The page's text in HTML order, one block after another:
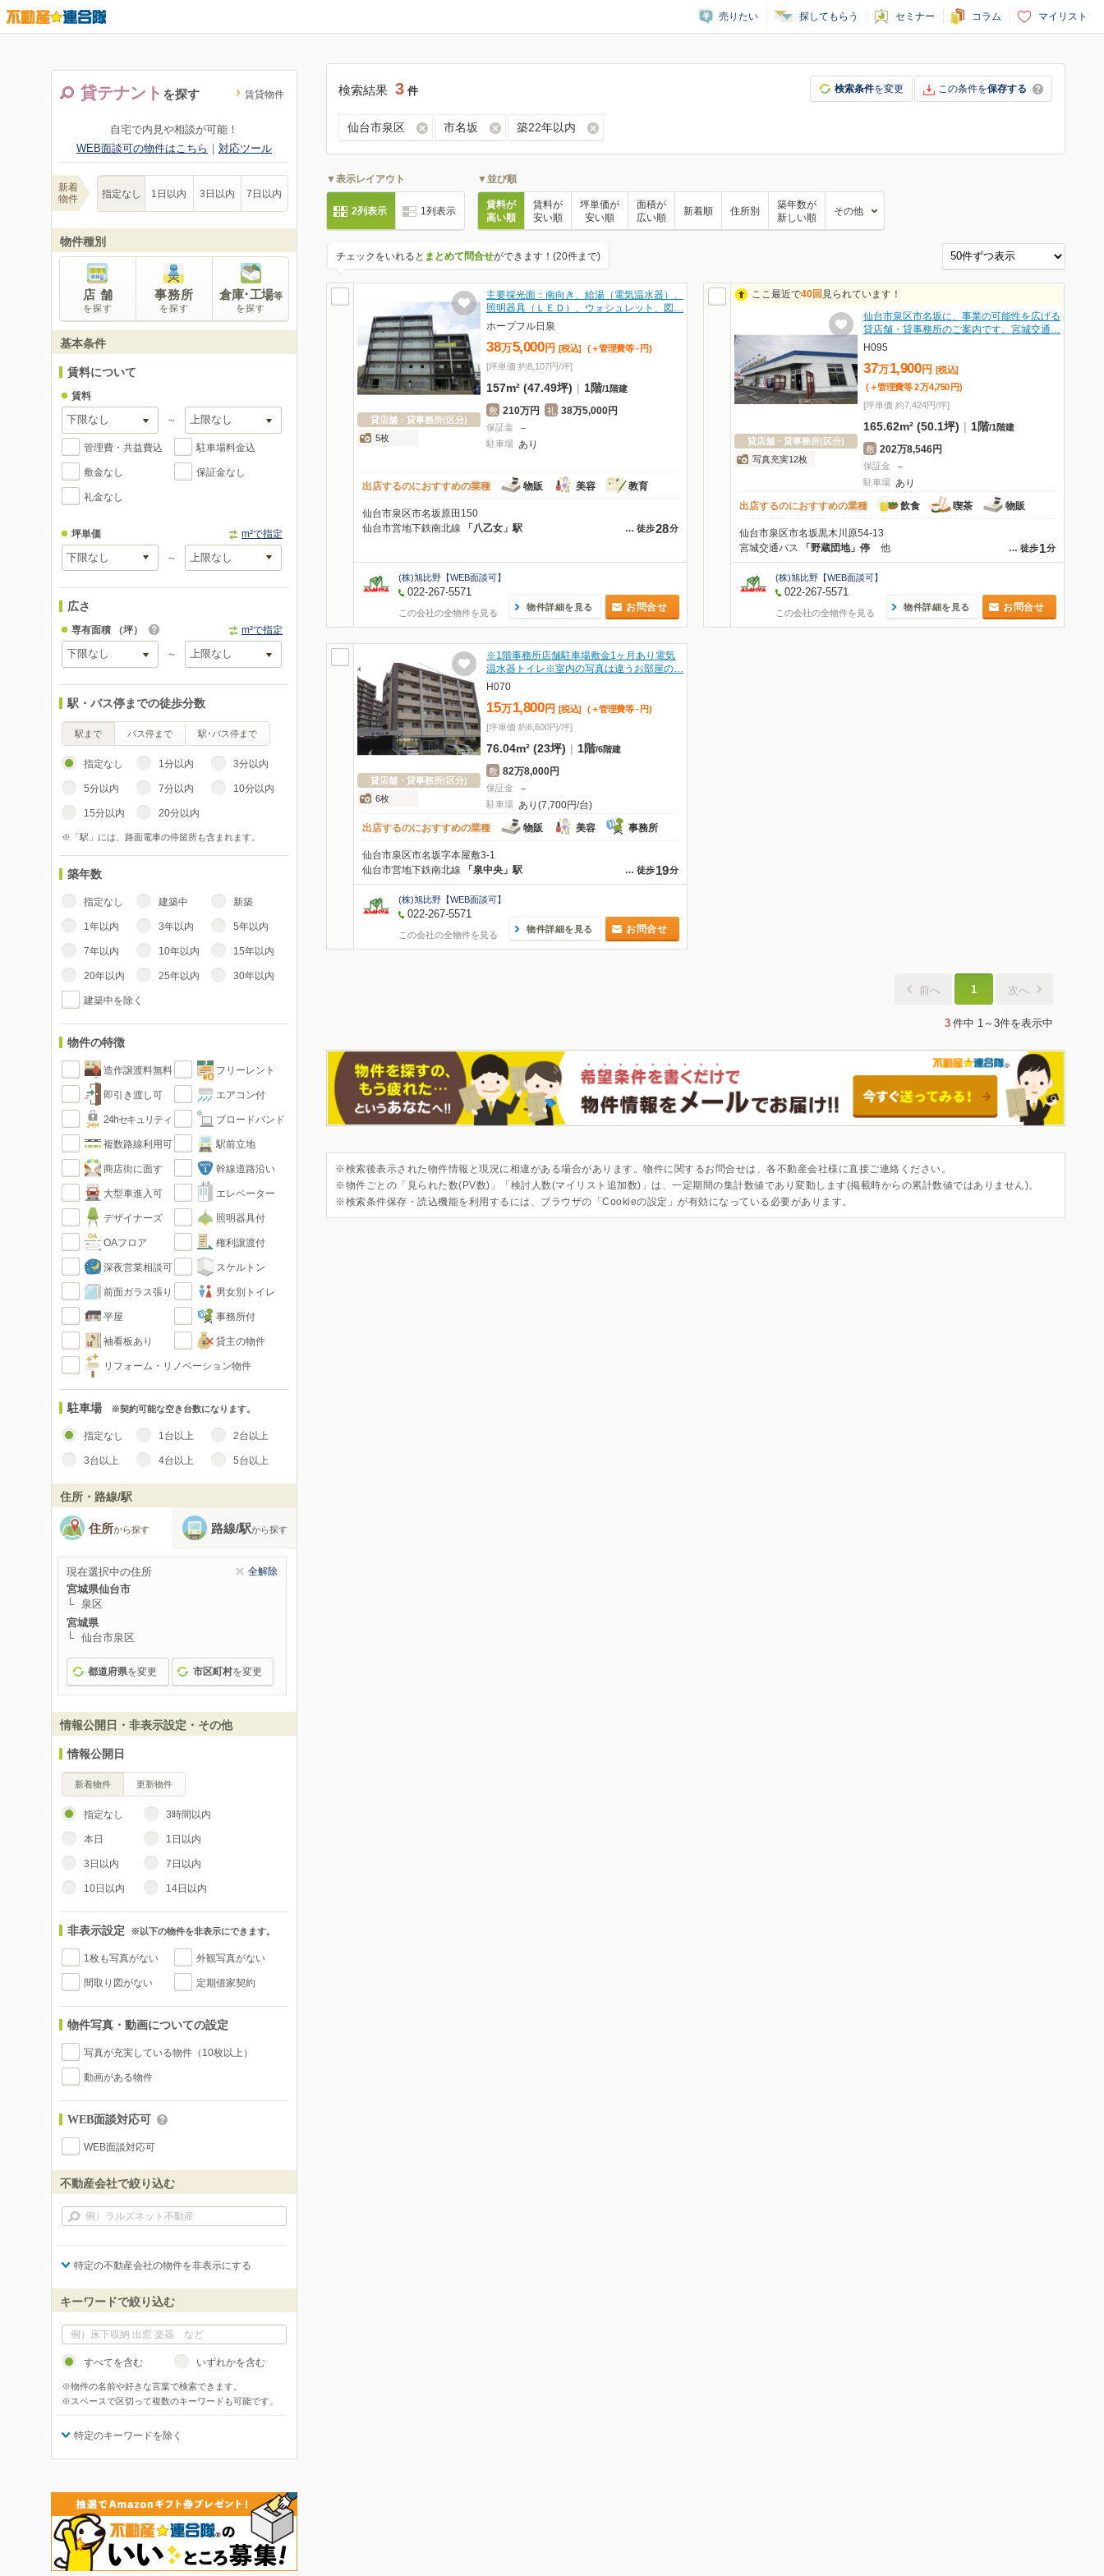
売りたい 探してもらう セミナー コラム マイリスト
貸テナント を探す 賃貸物件
自宅で内見や相談が可能！
WEB面談可の物件はこちら ｜ 対応ツール
新着
物件
指定なし 1日以内 3日以内 7日以内
物件種別
店 舗
を探す
事務所
を探す
倉庫･工場等
を探す
基本条件
賃料について
賃料
～
管理費・共益費込 駐車場料金込
敷金なし 保証金なし
礼金なし
坪単価 m²で指定
～
広さ
専有面積 （坪） m²で指定
～
駅・バス停までの徒歩分数
駅まで バス停まで 駅･バス停まで
指定なし 1分以内 3分以内
5分以内 7分以内 10分以内
15分以内 20分以内
※「駅」には、路面電車の停留所も含まれます。
築年数
指定なし 建築中 新築
1年以内 3年以内 5年以内
7年以内 10年以内 15年以内
20年以内 25年以内 30年以内
建築中を除く
物件の特徴
造作譲渡料無料 フリーレント
即引き渡し可 エアコン付
24hセキュリティ ブロードバンド
複数路線利用可 駅前立地
商店街に面す 幹線道路沿い
大型車進入可 エレベーター
デザイナーズ 照明器具付
OAフロア 権利譲渡付
深夜営業相談可 スケルトン
前面ガラス張り 男女別トイレ
平屋 事務所付
袖看板あり 貸主の物件
リフォーム・リノベーション物件
駐車場 ※契約可能な空き台数になります。
指定なし 1台以上 2台以上
3台以上 4台以上 5台以上
住所・路線/駅
住所から探す 路線/駅から探す
現在選択中の住所 全解除
宮城県仙台市
泉区
宮城県
仙台市泉区
都道府県を変更 市区町村を変更
情報公開日・非表示設定・その他
情報公開日
新着物件 更新物件
指定なし 3時間以内
本日 1日以内
3日以内 7日以内
10日以内 14日以内
非表示設定 ※以下の物件を非表示にできます。
1枚も写真がない 外観写真がない
間取り図がない 定期借家契約
物件写真・動画についての設定
写真が充実している物件（10枚以上）
動画がある物件
WEB面談対応可
WEB面談対応可
不動産会社で絞り込む
特定の不動産会社の物件を非表示にする
キーワードで絞り込む
すべてを含む いずれかを含む
※物件の名前や好きな言葉で検索できます。
※スペースで区切って複数のキーワードも可能です。
特定のキーワードを除く
検索結果 3 件 検索条件を変更 この条件を保存する
仙台市泉区 市名坂 築22年以内
▼表示レイアウト
2列表示 1列表示
▼並び順
賃料が
高い順
賃料が
安い順
坪単価が
安い順
面積が
広い順
新着順 住所別
築年数が
新しい順
その他
チェックをいれると まとめて問合せができます！(20件まで)
貸店舗・貸事務所(区分)
5枚
主要採光⾯：南向き、給湯（電気温⽔器）、
照明器具（ＬＥＤ）、ウォシュレット、図…
ホープフル日泉
38万5,000 円 [税込] (＋管理費等 - 円)
[坪単価 約8,107円/坪]
157m² (47.49坪) | 1階/1階建
敷 210万円 礼 38万5,000円
保証金 －
駐車場 あり
出店するのにおすすめの業種 物販 美容 教育
仙台市泉区市名坂原田150
… 徒歩28分
仙台市営地下鉄南北線 「八乙女」駅
(株)旭比野【WEB面談可】
022-267-5571
この会社の全物件を見る
物件詳細を見る お問合せ
ここ最近で40回 見られています！
貸店舗・貸事務所(区分)
写真充実12枚
仙台市泉区市名坂に、事業の可能性を広げる
貸店舗・貸事務所のご案内です。宮城交通…
H095
37万1,900 円
[税込]
(＋管理費等 2万4,750 円)
[坪単価 約7,424円/坪]
165.62m² (50.1坪) | 1階/1階建
敷 202万8,546円
保証金 －
駐車場 あり
出店するのにおすすめの業種
飲食 喫茶 物販
仙台市泉区市名坂黒木川原54-13
… 徒歩1分
宮城交通バス 「野蔵団地」停 他
(株)旭比野【WEB面談可】
022-267-5571
この会社の全物件を見る
物件詳細を見る お問合せ
貸店舗・貸事務所(区分)
6枚
※1階事務所店舗駐車場敷金1ヶ月あり電気
温水器トイレ※室内の写真は違うお部屋の…
H070
15万1,800 円 [税込] (＋管理費等 - 円)
[坪単価 約6,600円/坪]
76.04m² (23坪) | 1階/6階建
敷 82万8,000円
保証金 －
駐車場 あり(7,700円/台)
出店するのにおすすめの業種
物販 美容 事務所
仙台市泉区市名坂字本屋敷3-1
… 徒歩19分
仙台市営地下鉄南北線 「泉中央」駅
(株)旭比野【WEB面談可】
022-267-5571
この会社の全物件を見る
物件詳細を見る お問合せ
前へ 1 次へ
3 件中 1～3件を表示中
※検索後表示された物件情報と現況に相違がある場合があります。物件に関するお問合せは、各不動産会社様に直接ご連絡ください。
※物件ごとの「見られた数(PV数)」「検討人数(マイリスト追加数)」は、一定期間の集計数値であり変動します(掲載時からの累計数値ではありません)。
※検索条件保存・読込機能を利用するには、ブラウザの「Cookieの設定」が有効になっている必要があります。